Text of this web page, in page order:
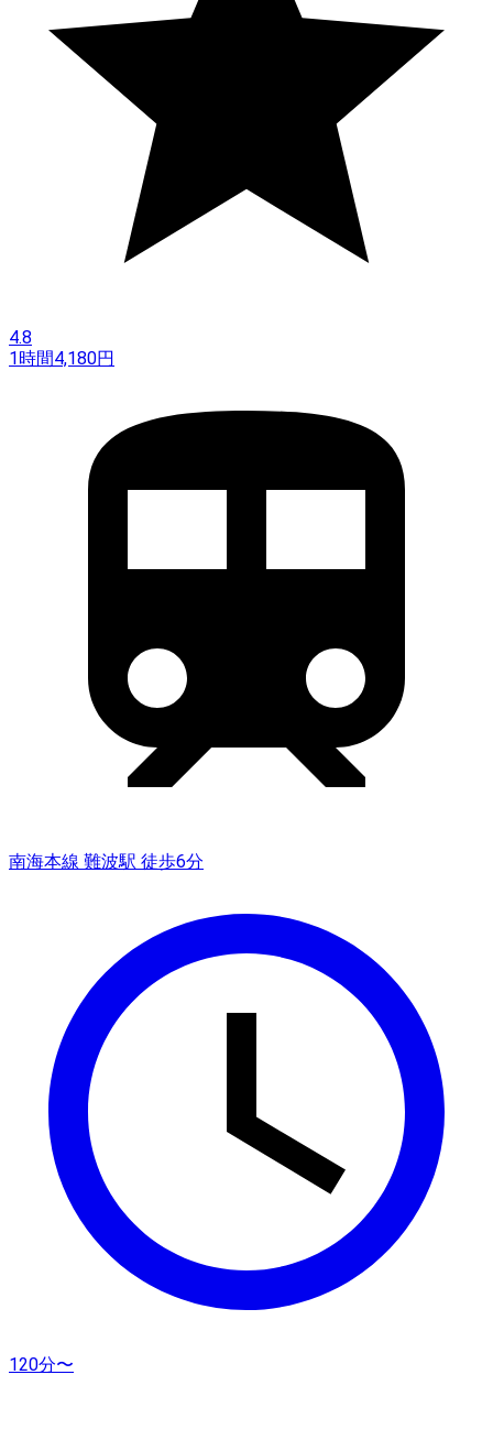
4.8
1時間4,180円
南海本線 難波駅 徒歩6分
120分〜